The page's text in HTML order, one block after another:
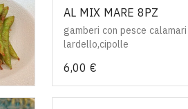
AL MIX MARE 8PZ
gamberi con pesce calamari
lardello,cipolle
6,00 €